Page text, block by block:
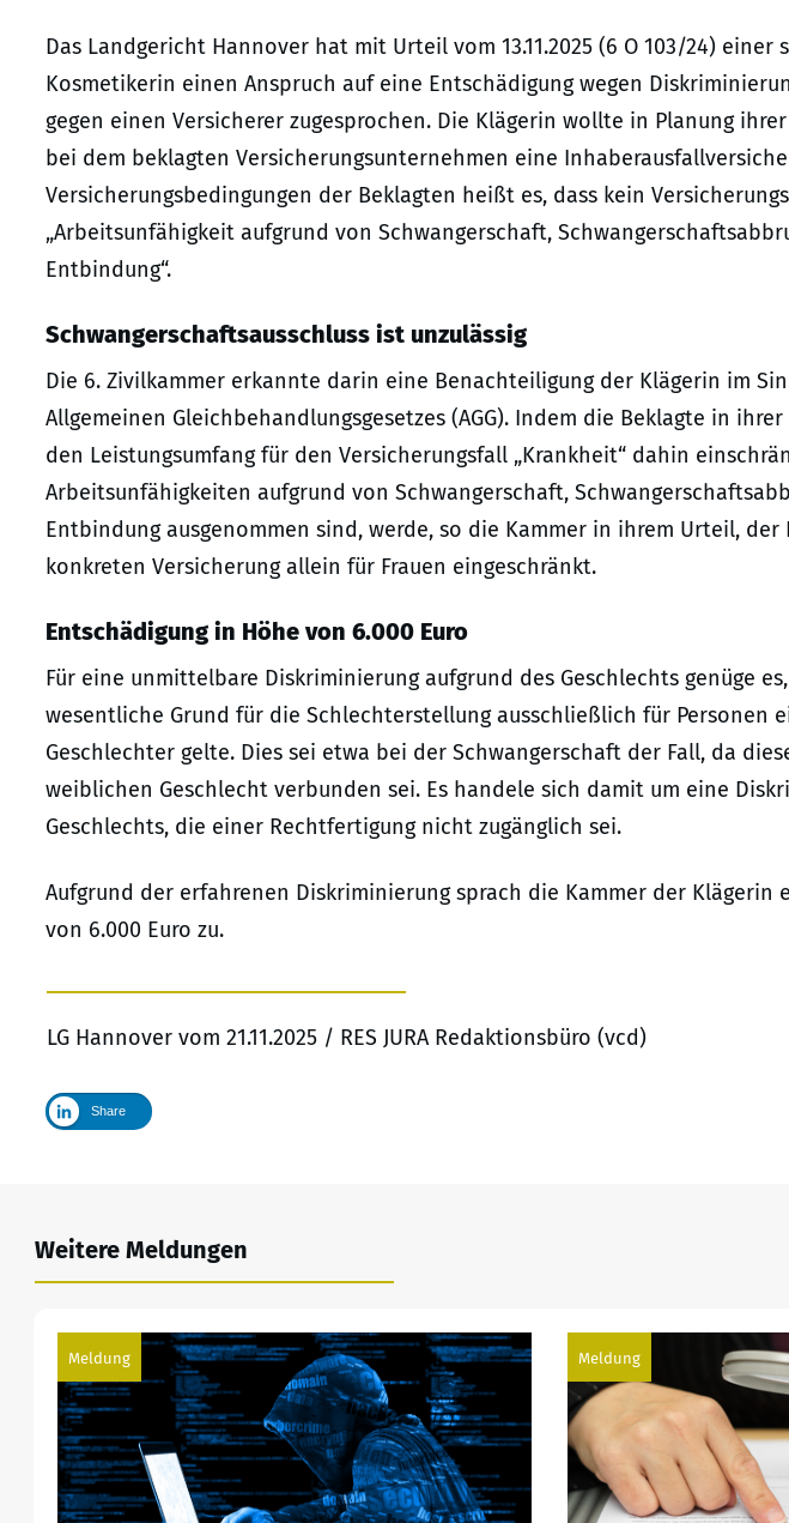
Das Landgericht Hannover hat mit Urteil vom 13.11.2025 (6 O 103/24) einer
Kosmetikerin einen Anspruch auf eine Entschädigung wegen
gegen einen Versicherer zugesprochen. Die Klägerin wollte in Planung
bei dem beklagten Versicherungsunternehmen eine
Versicherungsbedingungen der Beklagten heißt es, dass kein
„Arbeitsunfähigkeit aufgrund von Schwangerschaft,
Entbindung“.
Schwangerschaftsausschluss ist unzulässig
Die 6. Zivilkammer erkannte darin eine Benachteiligung der Klägerin im
Allgemeinen Gleichbehandlungsgesetzes (AGG). Indem die Beklagte in
den Leistungsumfang für den Versicherungsfall „Krankheit“ dahin
Arbeitsunfähigkeiten aufgrund von Schwangerschaft,
Entbindung ausgenommen sind, werde, so die Kammer in ihrem Urteil, der
konkreten Versicherung allein für Frauen eingeschränkt.
Entschädigung in Höhe von 6.000 Euro
Für eine unmittelbare Diskriminierung aufgrund des Geschlechts genüge
wesentliche Grund für die Schlechterstellung ausschließlich für Personen
Geschlechter gelte. Dies sei etwa bei der Schwangerschaft der Fall, da
weiblichen Geschlecht verbunden sei. Es handele sich damit um eine
Geschlechts, die einer Rechtfertigung nicht zugänglich sei.
Aufgrund der erfahrenen Diskriminierung sprach die Kammer der Klägerin
von 6.000 Euro zu.
LG Hannover vom 21.11.2025 / RES JURA Redaktionsbüro (vcd)
Share
Weitere Meldungen
Meldung Meldung